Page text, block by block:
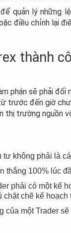
quản lý
điều chỉnh lại
thành
phán sẽ phải đối
trước đến giờ
thị trường nguồn
không phải là
thắng 100% lúc
phải có một kế
chặt chẽ kế
của một Trader